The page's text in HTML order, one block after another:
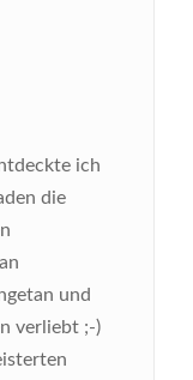
ich
die
und
verliebt ;-)